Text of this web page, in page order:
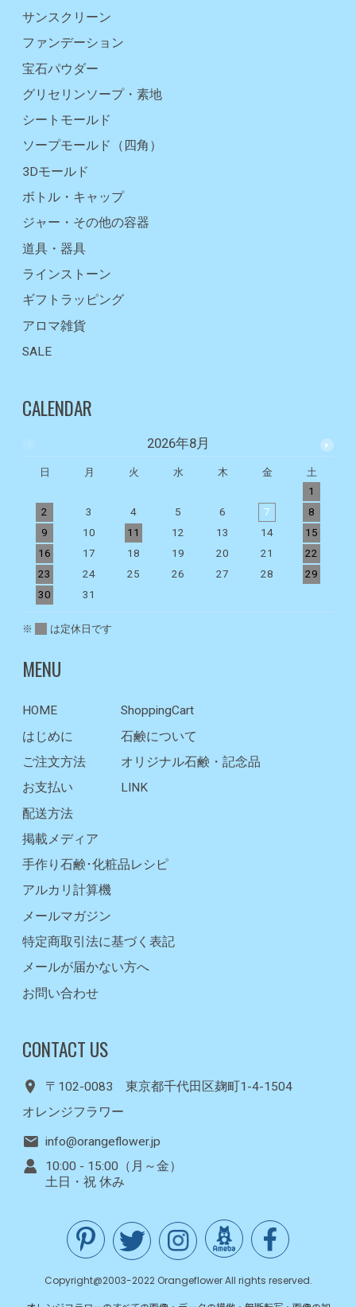
サンスクリーン
ファンデーション
宝石パウダー
グリセリンソープ・素地
シートモールド
ソープモールド（四角）
3Dモールド
ボトル・キャップ
ジャー・その他の容器
道具・器具
ラインストーン
ギフトラッピング
アロマ雑貨
SALE
CALENDAR
2026年8月
日 月 火 水 木 金
土
1
2
3 4 5 6 7
8
9
10 11 12 13 14
15
16
17 18 19 20 21
22
23
24 25 26 27 28
29
30
31
※ は定休日です
MENU
HOME
はじめに
ご注文方法
お支払い
ShoppingCart
石鹸について
オリジナル石鹸・記念品
LINK
配送方法
掲載メディア
手作り石鹸･化粧品レシピ
アルカリ計算機
メールマガジン
特定商取引法に基づく表記
メールが届かない方へ
お問い合わせ
CONTACT US
〒102-0083 東京都千代田区麹町1-4-1504
オレンジフラワー
info@orangeflower.jp
10:00 - 15:00（月～金）
土日・祝 休み
Copyright@2003-2022 Orangeflower All rights reserved.